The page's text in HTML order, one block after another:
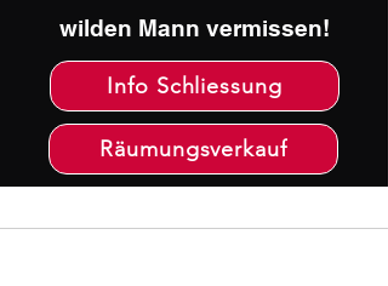
wilden Mann vermissen!
Info Schliessung
Räumungsverkauf